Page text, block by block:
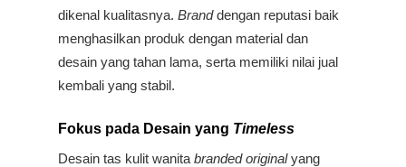
dikenal kualitasnya. Brand dengan reputasi baik
menghasilkan produk dengan material dan
desain yang tahan lama, serta memiliki nilai jual
kembali yang stabil.
Fokus pada Desain yang Timeless
Desain tas kulit wanita branded original yang